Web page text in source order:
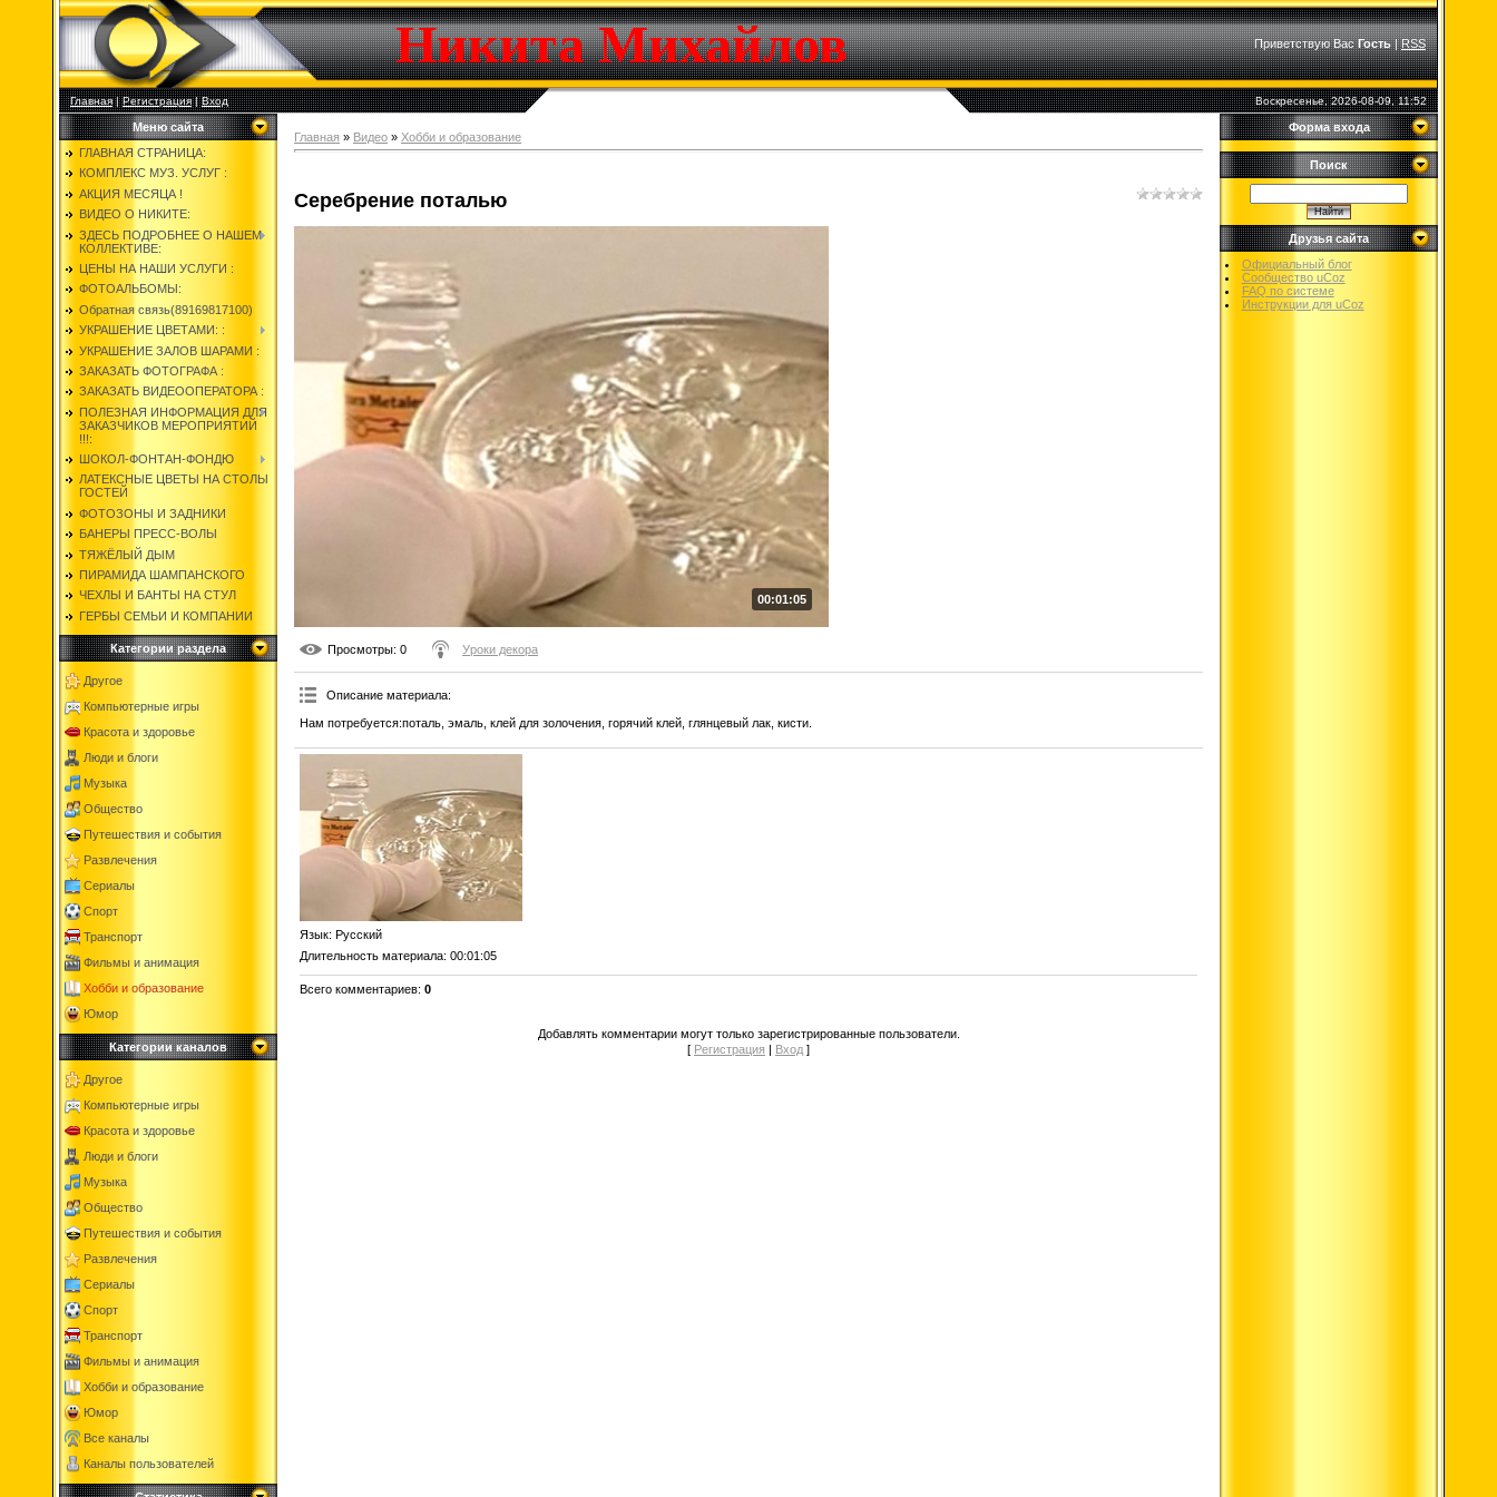
Никита Михайлов Приветствую Вас Гость|RSS
Главная|Регистрация|Вход Воскресенье, 2026-08-09, 11:52
Меню сайта
ГЛАВНАЯ СТРАНИЦА:
КОМПЛЕКС МУЗ. УСЛУГ :
АКЦИЯ МЕСЯЦА !
ВИДЕО О НИКИТЕ:
ЗДЕСЬ ПОДРОБНЕЕ О НАШЕМ
КОЛЛЕКТИВЕ:
ЦЕНЫ НА НАШИ УСЛУГИ :
ФОТОАЛЬБОМЫ:
Обратная связь(89169817100)
УКРАШЕНИЕ ЦВЕТАМИ: :
УКРАШЕНИЕ ЗАЛОВ ШАРАМИ :
ЗАКАЗАТЬ ФОТОГРАФА :
ЗАКАЗАТЬ ВИДЕООПЕРАТОРА :
ПОЛЕЗНАЯ ИНФОРМАЦИЯ ДЛЯ
ЗАКАЗЧИКОВ МЕРОПРИЯТИЙ
!!!:
ШОКОЛ-ФОНТАН-ФОНДЮ
ЛАТЕКСНЫЕ ЦВЕТЫ НА СТОЛЫ
ГОСТЕЙ
ФОТОЗОНЫ И ЗАДНИКИ
БАНЕРЫ ПРЕСС-ВОЛЫ
ТЯЖЁЛЫЙ ДЫМ
ПИРАМИДА ШАМПАНСКОГО
ЧЕХЛЫ И БАНТЫ НА СТУЛ
ГЕРБЫ СЕМЬИ И КОМПАНИИ
Категории раздела
Другое
Компьютерные игры
Красота и здоровье
Люди и блоги
Музыка
Общество
Путешествия и события
Развлечения
Сериалы
Спорт
Транспорт
Фильмы и анимация
Хобби и образование
Юмор
Категории каналов
Другое
Компьютерные игры
Красота и здоровье
Люди и блоги
Музыка
Общество
Путешествия и события
Развлечения
Сериалы
Спорт
Транспорт
Фильмы и анимация
Хобби и образование
Юмор
Все каналы
Каналы пользователей
Главная » Видео » Хобби и образование
Серебрение поталью
00:01:05
Просмотры: 0 Уроки декора
Описание материала:
Нам потребуется:поталь, эмаль, клей для золочения, горячий клей, глянцевый лак, кисти.
Язык: Русский
Длительность материала: 00:01:05
Всего комментариев: 0
Добавлять комментарии могут только зарегистрированные пользователи.
[ Регистрация | Вход ]
Форма входа
Поиск
Друзья сайта
Официальный блог
Сообщество uCoz
FAQ по системе
Инструкции для uCoz